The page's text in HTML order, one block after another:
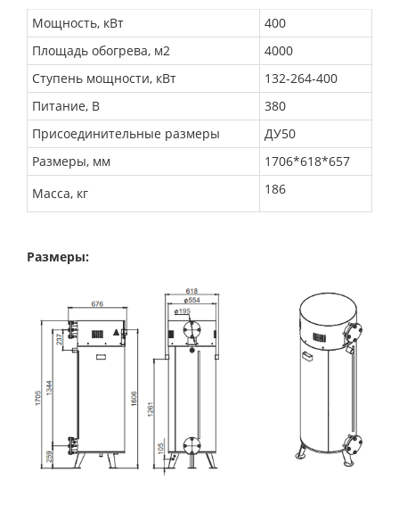
Мощность, кВт
400
Площадь обогрева, м2
4000
Ступень мощности, кВт
132-264-400
Питание, В
380
Присоединительные размеры
ДУ50
Размеры, мм
1706*618*657
Масса, кг
186
Размеры: